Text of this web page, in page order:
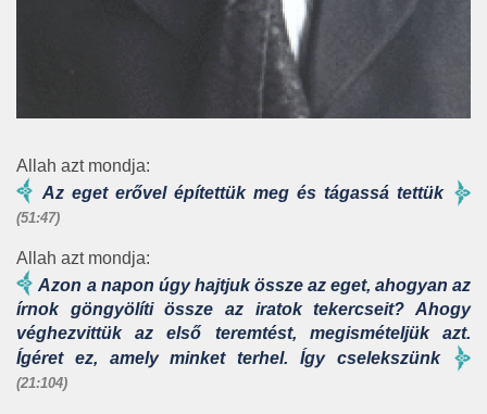
Allah azt mondja:
Az eget erővel építettük meg és tágassá tettük
(51:47)
Allah azt mondja:
Azon a napon úgy hajtjuk össze az eget, ahogyan az
írnok göngyölíti össze az iratok tekercseit? Ahogy
véghezvittük az első teremtést, megismételjük azt.
Ígéret ez, amely minket terhel. Így cselekszünk
(21:104)